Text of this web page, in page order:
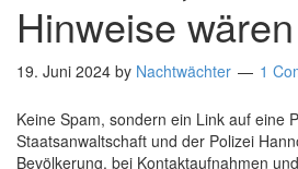
Hinweise
19. Juni 2024 by Nachtwächter 1
Keine Spam, sondern ein Link auf eine
Staatsanwaltschaft und der Polizei
Bevölkerung, bei Kontaktaufnahmen